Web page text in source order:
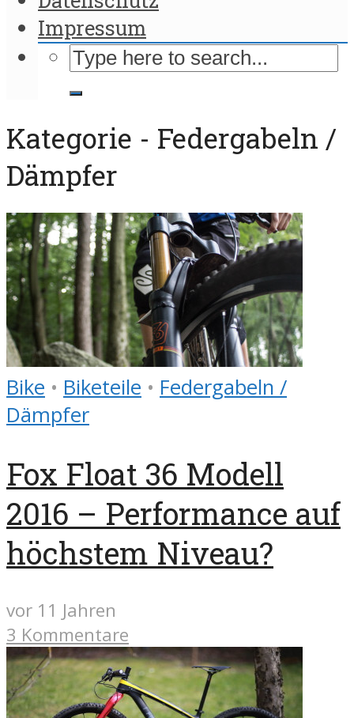
Impressum
Kategorie - Federgabeln /
Dämpfer
Bike • Biketeile • Federgabeln /
Dämpfer
Fox Float 36 Modell
2016 – Performance auf
höchstem Niveau?
vor 11 Jahren
3 Kommentare